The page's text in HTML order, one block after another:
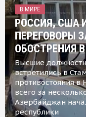
В МИРЕ
РОССИЯ, США
ПЕРЕГОВОРЫ
ОБОСТРЕНИЯ
Высшие
встретились в
противостояния в
всего за
Азербайджан
республики